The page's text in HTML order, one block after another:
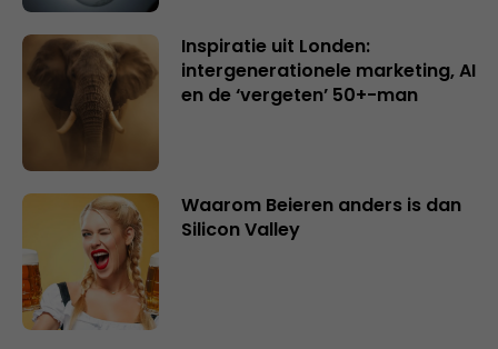
Inspiratie uit Londen:
intergenerationele marketing, AI
en de ‘vergeten’ 50+-man
Waarom Beieren anders is dan
Silicon Valley